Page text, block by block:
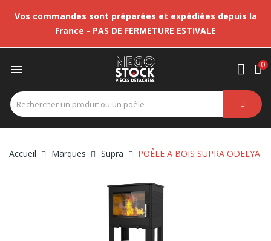
Vos commandes sont préparées et expédiées depuis la
France - PAS DE FERMETURE ESTIVALE
 0
Accueil Marques Supra POÊLE A BOIS SUPRA ODELYA